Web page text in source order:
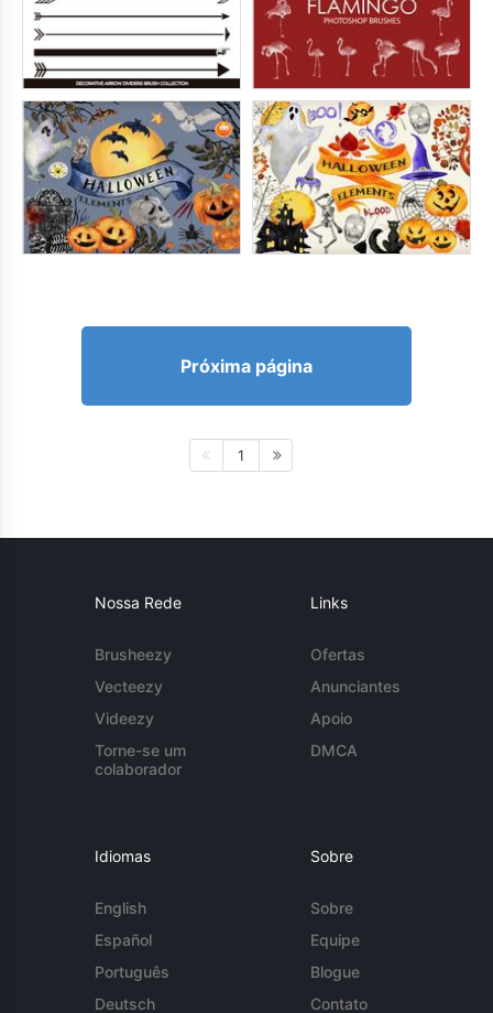
Próxima página
1
Nossa Rede
Brusheezy
Vecteezy
Videezy
Torne-se um
colaborador
Links
Ofertas
Anunciantes
Apoio
DMCA
Idiomas
English
Español
Português
Deutsch
Sobre
Sobre
Equipe
Blogue
Contato